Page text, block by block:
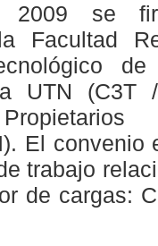
2009 se
Facultad
UTN (C3T
El
trabajo
de cargas: